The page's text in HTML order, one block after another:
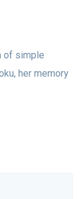
her memory